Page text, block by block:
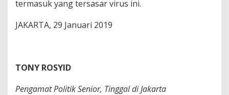
termasuk yang tersasar virus ini.
JAKARTA, 29 Januari 2019
TONY ROSYID
Pengamat Politik Senior, Tinggal di Jakarta